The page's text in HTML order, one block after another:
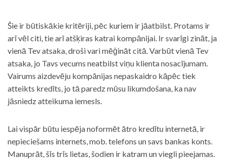
Šie ir būtiskākie kritēriji, pēc kuriem ir jāatbilst. Protams ir
arī vēl citi, tie arī atšķiras katrai kompānijai. Ir svarīgi zināt, ja
vienā Tev atsaka, droši vari mēģināt citā. Varbūt vienā Tev
atsaka, jo Tavs vecums neatbilst viņu klienta nosacījumam.
Vairums aizdevēju kompānijas nepaskaidro kāpēc tiek
atteikts kredīts, jo tā paredz mūsu likumdošana, ka nav
jāsniedz atteikuma iemesls.
Lai vispār būtu iespēja noformēt ātro kredītu internetā, ir
nepieciešams internets, mob. telefons un savs bankas konts.
Manuprāt, šīs trīs lietas, šodien ir katram un viegli pieejamas.